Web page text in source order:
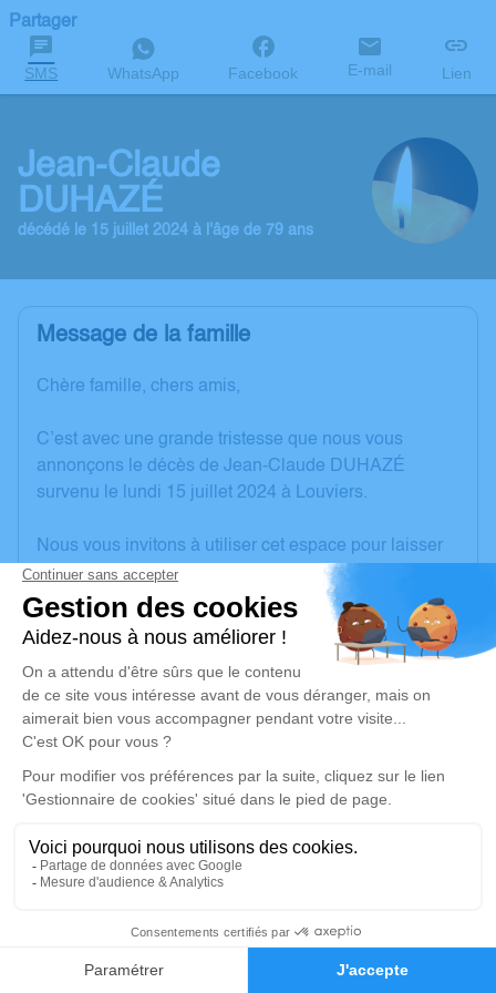
Faire-part Hommages
Partager
SMS WhatsApp Facebook E-mail Lien
Jean-Claude
DUHAZÉ
décédé le 15 juillet 2024 à l'âge de 79 ans
Message de la famille
Chère famille, chers amis,
C’est avec une grande tristesse que nous vous
annonçons le décès de Jean-Claude DUHAZÉ
survenu le lundi 15 juillet 2024 à Louviers.
Nous vous invitons à utiliser cet espace pour laisser
vos condoléances, partager des photos souvenirs,
une anecdote ou exprimer vos pensées à travers des
poèmes ou des textes. Cet endroit est un lieu
d'expression dédié à honorer la mémoire de Jean-
Claude DUHAZÉ.
lundi 22 juillet 2024 à 10h00
Église Saint Leufroy de Tournedos-Bois-Hubert
1 Rue de l'Eglise
Je rends hommage